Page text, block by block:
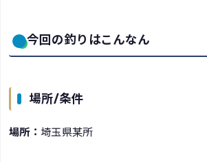
今回の釣りはこんなん
場所/条件
場所： 埼玉県某所